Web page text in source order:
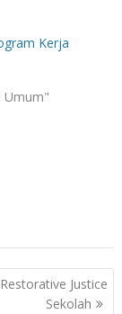
Kerja
Umum"
Justice
Sekolah